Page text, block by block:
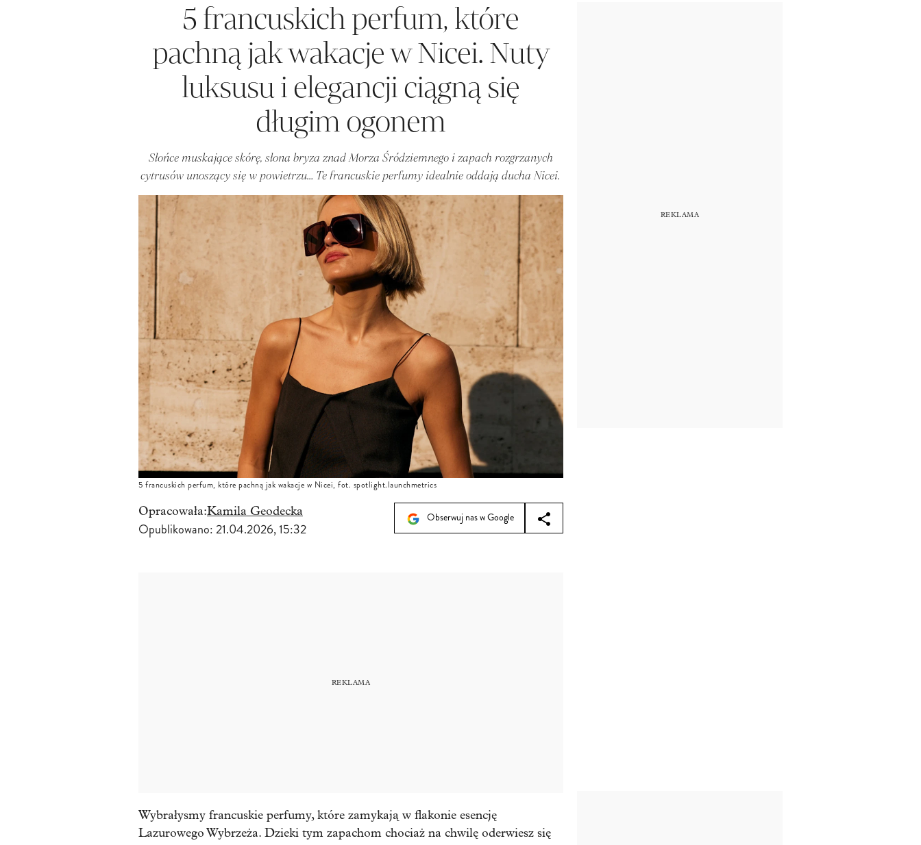
5 francuskich perfum, które
pachną jak wakacje w Nicei. Nuty
luksusu i elegancji ciągną się
długim ogonem
Słońce muskające skórę, słona bryza znad Morza Śródziemnego i zapach rozgrzanych
cytrusów unoszący się w powietrzu… Te francuskie perfumy idealnie oddają ducha Nicei.
5 francuskich perfum, które pachną jak wakacje w Nicei, fot. spotlight.launchmetrics
Opracowała:Kamila Geodecka
Opublikowano:21.04.2026, 15:32
Obserwuj nas w Google
Wybrałysmy francuskie perfumy, które zamykają w flakonie esencję
Lazurowego Wybrzeża. Dzieki tym zapachom chociaż na chwilę oderwiesz się